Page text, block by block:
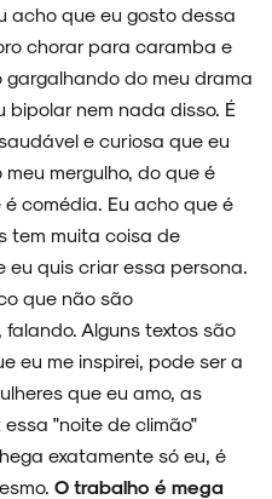
acho que eu gosto dessa
chorar para caramba e
do meu drama
bipolar nem nada disso. É
e curiosa que eu
mergulho, do que é
comédia. Eu acho que é
tem muita coisa de
quis criar essa persona.
que não são
Alguns textos são
eu me inspirei, pode ser a
que eu amo, as
"noite de climão"
exatamente só eu, é
O trabalho é mega